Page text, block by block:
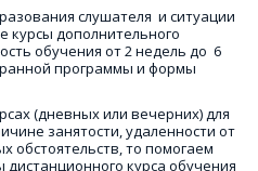
слушателя  и ситуации
курсы дополнительного
обучения от 2 недель до  6
программы и формы
(дневных или вечерних) для
занятости, удаленности от
обстоятельств, то помогаем
курса обучения